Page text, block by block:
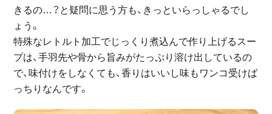
きるの…？と疑問に思う方も、きっといらっしゃるでし
ょう。
特殊なレトルト加工でじっくり煮込んで作り上げるスー
プは、手羽先や骨から旨みがたっぷり溶け出しているの
で、味付けをしなくても、香りはいいし味もワンコ受けば
っちりなんです。